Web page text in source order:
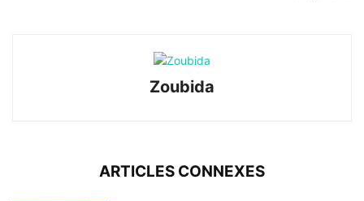
Zoubida
ARTICLES CONNEXES